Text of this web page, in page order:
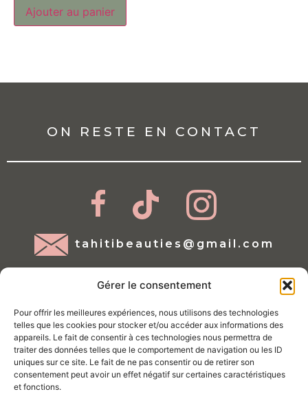
Gérer le consentement
Pour offrir les meilleures expériences, nous utilisons des technologies
telles que les cookies pour stocker et/ou accéder aux informations des
appareils. Le fait de consentir à ces technologies nous permettra de
traiter des données telles que le comportement de navigation ou les ID
uniques sur ce site. Le fait de ne pas consentir ou de retirer son
consentement peut avoir un effet négatif sur certaines caractéristiques
et fonctions.
Ajouter au panier
ON RESTE EN CONTACT
tahitibeauties@gmail.com
Mentions légales
Conditions d'utilisations